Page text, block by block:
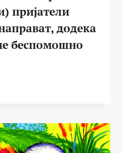
пријатели
додека
беспомошно